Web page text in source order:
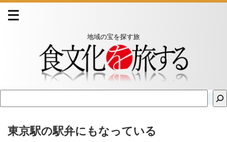
地域の宝を探す旅
東京駅の駅弁にもなっている